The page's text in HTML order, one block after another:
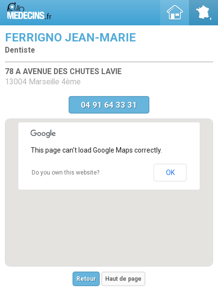
FERRIGNO JEAN-MARIE
Dentiste
78 A AVENUE DES CHUTES LAVIE
13004 Marseille 4ème
04 91 64 33 31
This page can't load Google Maps correctly.
Do you own this website? OK
Retour Haut de page